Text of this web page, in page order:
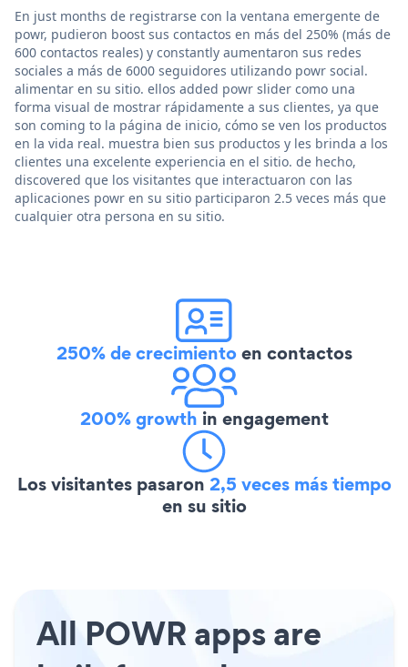
En just months de registrarse con la ventana emergente de
powr, pudieron boost sus contactos en más del 250% (más de
600 contactos reales) y constantly aumentaron sus redes
sociales a más de 6000 seguidores utilizando powr social.
alimentar en su sitio. ellos added powr slider como una
forma visual de mostrar rápidamente a sus clientes, ya que
son coming to la página de inicio, cómo se ven los productos
en la vida real. muestra bien sus productos y les brinda a los
clientes una excelente experiencia en el sitio. de hecho,
discovered que los visitantes que interactuaron con las
aplicaciones powr en su sitio participaron 2.5 veces más que
cualquier otra persona en su sitio.
250% de crecimientoen contactos
200% growth in engagement
Los visitantes pasaron 2,5 veces más tiempo
en su sitio
All POWR apps are